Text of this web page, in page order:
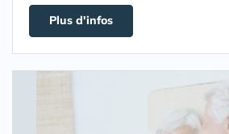
Plus d'infos